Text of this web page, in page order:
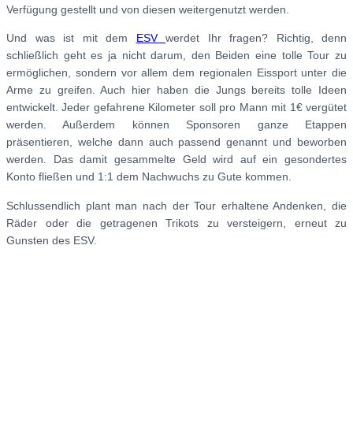
Verfügung gestellt und von diesen weitergenutzt werden.
Und was ist mit dem ESV werdet Ihr fragen? Richtig, denn
schließlich geht es ja nicht darum, den Beiden eine tolle Tour zu
ermöglichen, sondern vor allem dem regionalen Eissport unter die
Arme zu greifen. Auch hier haben die Jungs bereits tolle Ideen
entwickelt. Jeder gefahrene Kilometer soll pro Mann mit 1€ vergütet
werden. Außerdem können Sponsoren ganze Etappen
präsentieren, welche dann auch passend genannt und beworben
werden. Das damit gesammelte Geld wird auf ein gesondertes
Konto fließen und 1:1 dem Nachwuchs zu Gute kommen.
Schlussendlich plant man nach der Tour erhaltene Andenken, die
Räder oder die getragenen Trikots zu versteigern, erneut zu
Gunsten des ESV.